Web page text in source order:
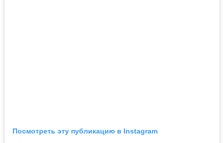
Посмотреть эту публикацию в Instagram